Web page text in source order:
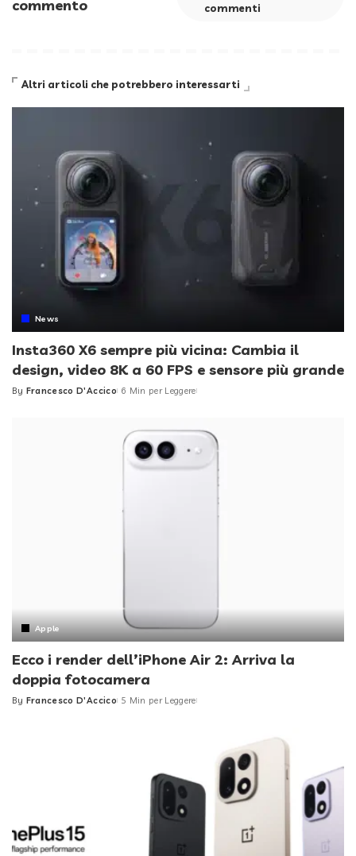
commento commenti
Altri articoli che potrebbero interessarti
News
Insta360 X6 sempre più vicina: Cambia il
design, video 8K a 60 FPS e sensore più grande
Posted
By Francesco D'Accico 6 Min per Leggere
Apple
Ecco i render dell’iPhone Air 2: Arriva la
doppia fotocamera
Posted
By Francesco D'Accico 5 Min per Leggere